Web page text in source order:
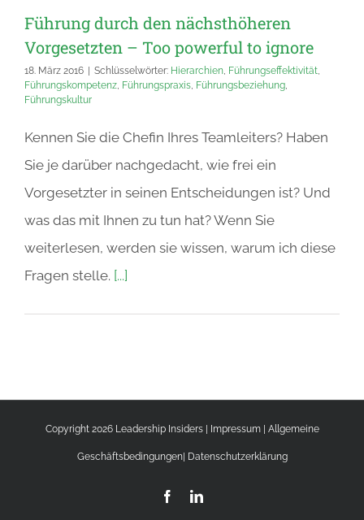
Führung durch den nächsthöheren
Vorgesetzten – Too powerful to ignore
18. März 2016 Schlüsselwörter: Hierarchien, Führungseffektivität,
Führungskompetenz, Führungspraxis, Führungsbeziehung,
Führungskultur
Kennen Sie die Chefin Ihres Teamleiters? Haben
Sie je darüber nachgedacht, wie frei ein
Vorgesetzter in seinen Entscheidungen ist? Und
was das mit Ihnen zu tun hat? Wenn Sie
weiterlesen, werden sie wissen, warum ich diese
Fragen stelle. [...]
Copyright 2026 Leadership Insiders | Impressum| Allgemeine
Geschäftsbedingungen| Datenschutzerklärung
FacebookLinkedIn